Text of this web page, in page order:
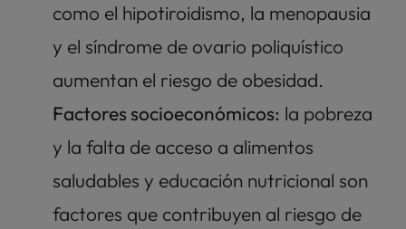
como el hipotiroidismo, la menopausia
y el síndrome de ovario poliquístico
aumentan el riesgo de obesidad.
Factores socioeconómicos: la pobreza
y la falta de acceso a alimentos
saludables y educación nutricional son
factores que contribuyen al riesgo de